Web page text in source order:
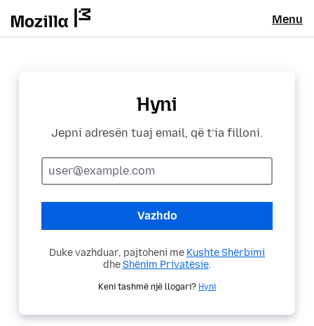
Menu
Hyni
Jepni adresën tuaj email, që t’ia filloni.
Adresë
email
Vazhdo
Duke vazhduar, pajtoheni me Kushte Shërbimi
dheShënim Privatësie.
Keni tashmë një llogari? Hyni